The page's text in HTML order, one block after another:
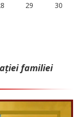
29
30
familiei